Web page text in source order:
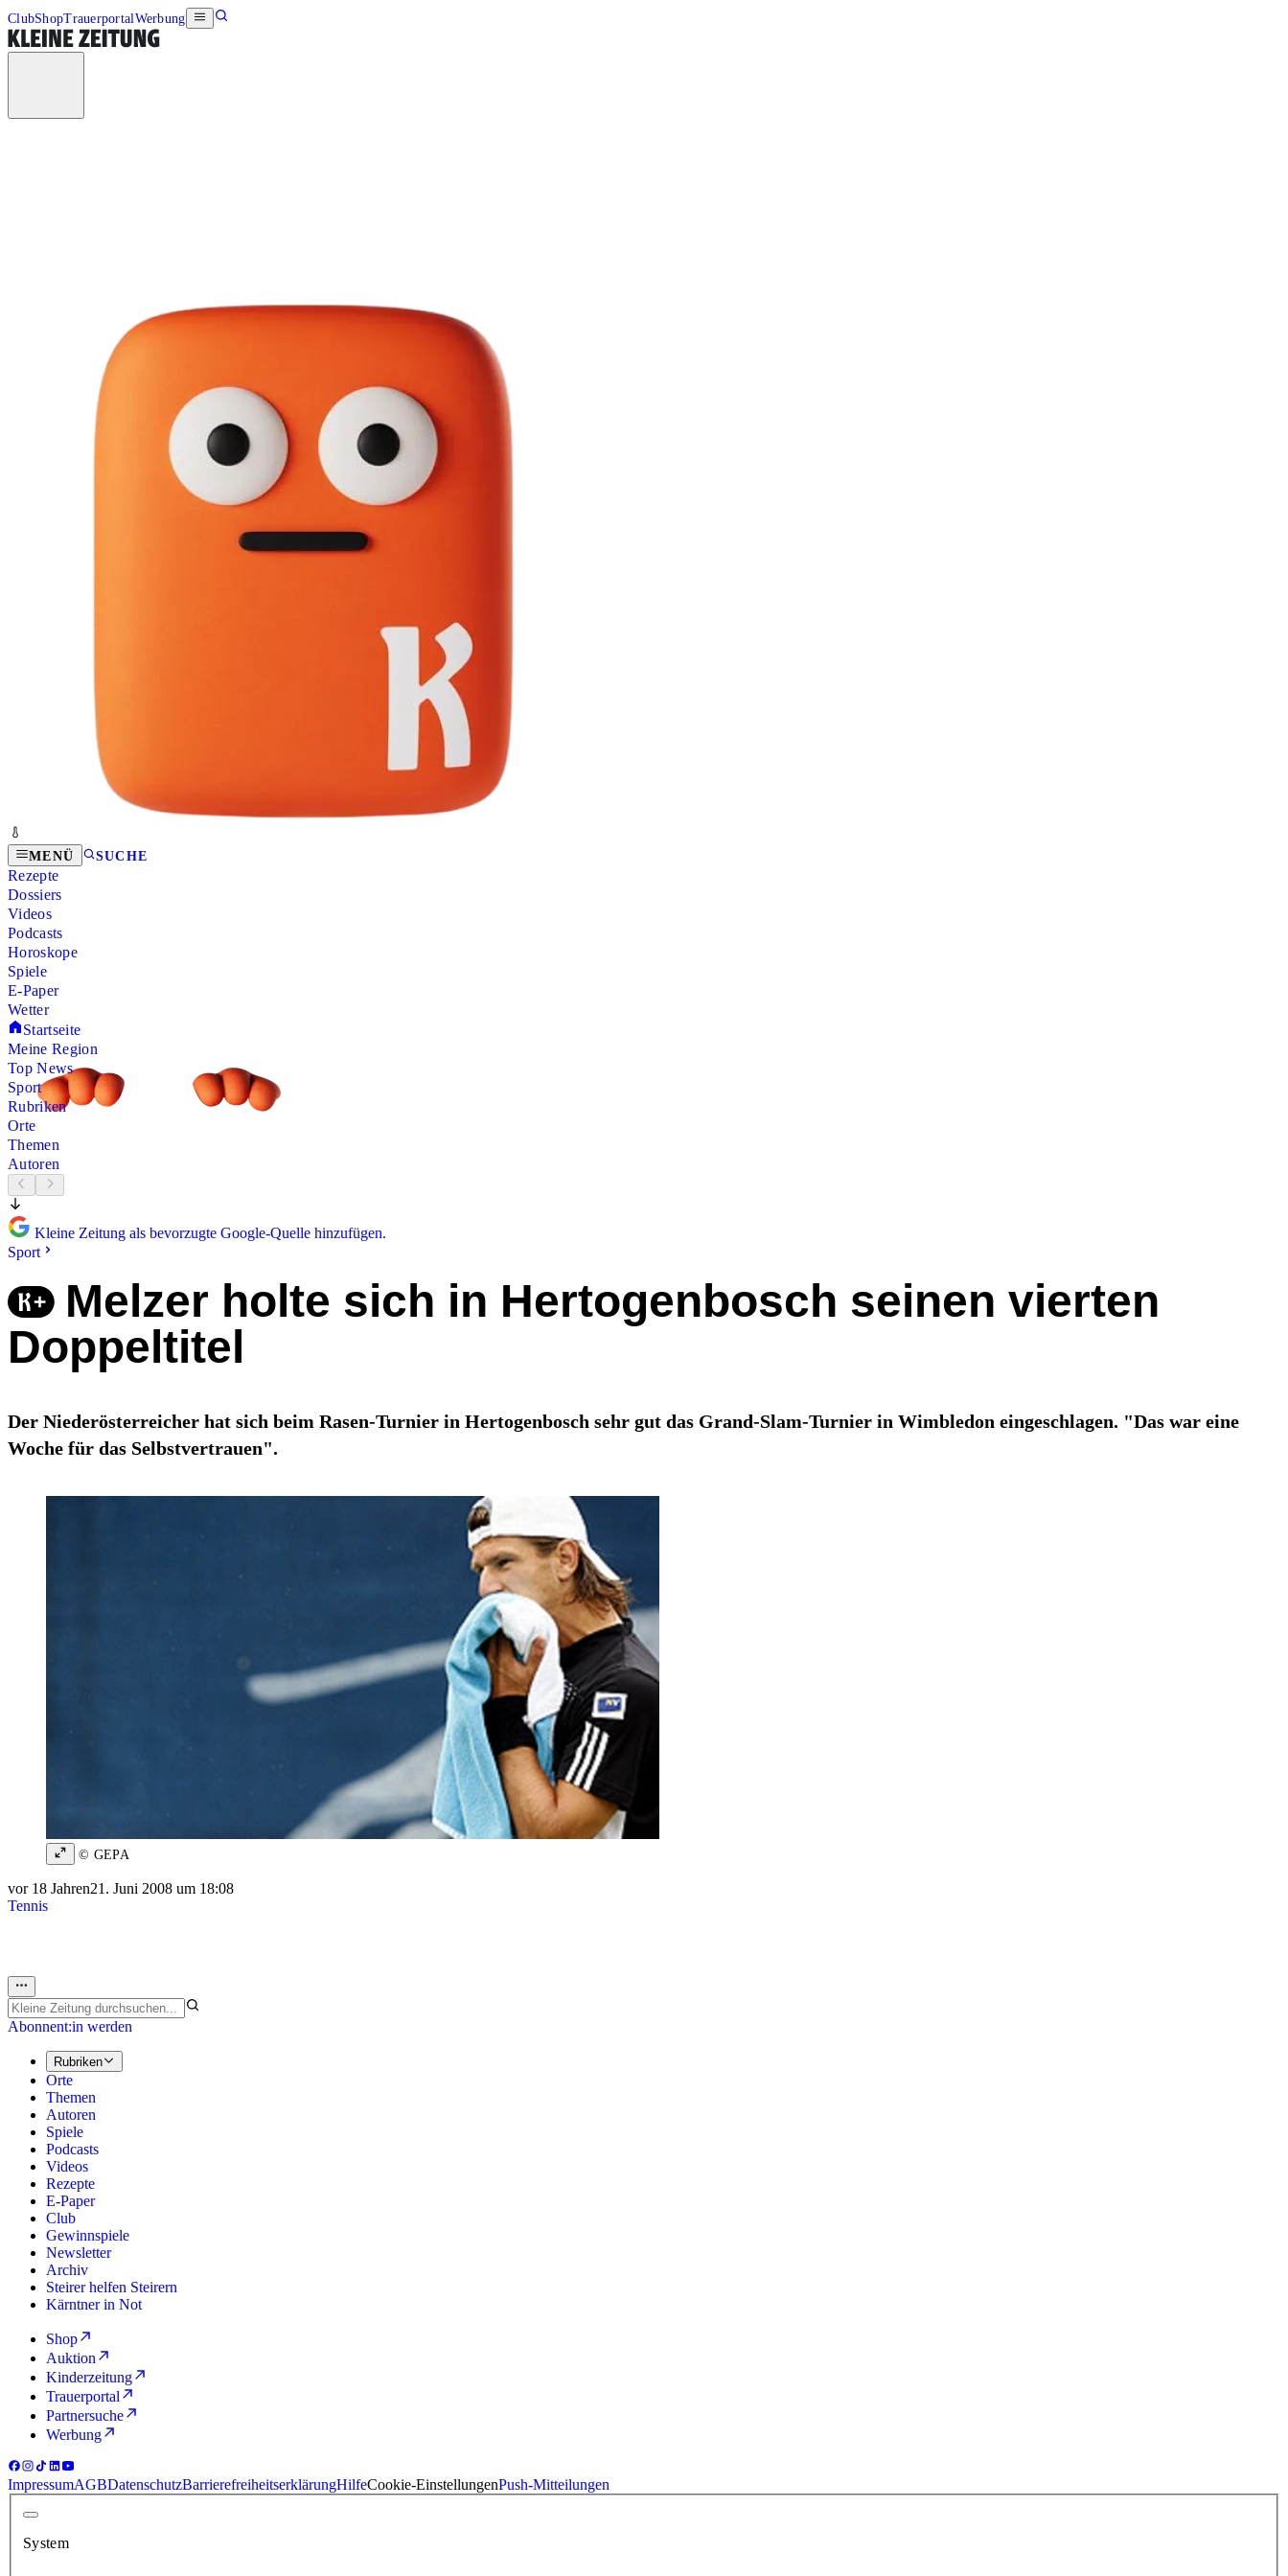
ClubShopTrauerportalWerbung
MENÜ SUCHE
Rezepte
Dossiers
Videos
Podcasts
Horoskope
Spiele
E-Paper
Wetter
Startseite
Meine Region
Top News
Sport
Rubriken
Orte
Themen
Autoren
Kleine Zeitung als bevorzugte Google-Quelle hinzufügen.
Sport
Melzer holte sich in Hertogenbosch seinen vierten
Doppeltitel
Der Niederösterreicher hat sich beim Rasen-Turnier in Hertogenbosch sehr gut das Grand-Slam-Turnier in Wimbledon eingeschlagen. "Das war eine
Woche für das Selbstvertrauen".
© GEPA
vor 18 Jahren21. Juni 2008 um 18:08
Tennis
Abonnent:in werden
Rubriken
Orte
Themen
Autoren
Spiele
Podcasts
Videos
Rezepte
E-Paper
Club
Gewinnspiele
Newsletter
Archiv
Steirer helfen Steirern
Kärntner in Not
Shop
Auktion
Kinderzeitung
Trauerportal
Partnersuche
Werbung
ImpressumAGBDatenschutzBarrierefreiheitserklärungHilfeCookie-EinstellungenPush-Mitteilungen
System